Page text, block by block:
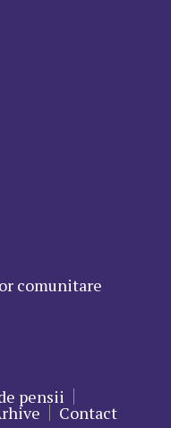
comunitare
pensii
Contact